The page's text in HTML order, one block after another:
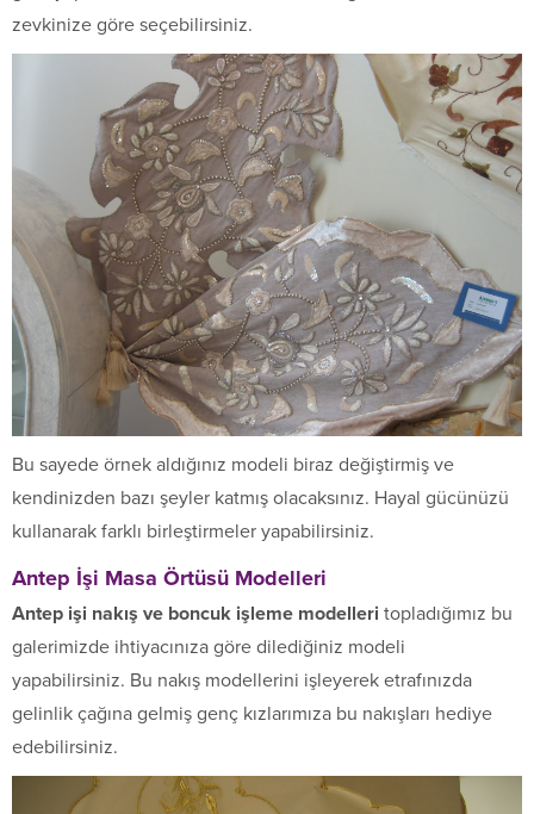
zevkinize göre seçebilirsiniz.
Bu sayede örnek aldığınız modeli biraz değiştirmiş ve
kendinizden bazı şeyler katmış olacaksınız. Hayal gücünüzü
kullanarak farklı birleştirmeler yapabilirsiniz.
Antep İşi Masa Örtüsü Modelleri
Antep işi nakış ve boncuk işleme modelleri topladığımız bu
galerimizde ihtiyacınıza göre dilediğiniz modeli
yapabilirsiniz. Bu nakış modellerini işleyerek etrafınızda
gelinlik çağına gelmiş genç kızlarımıza bu nakışları hediye
edebilirsiniz.